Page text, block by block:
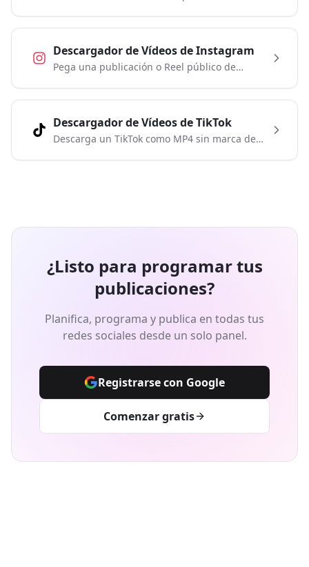
Descargador de Vídeos de Instagram
Pega una publicación o Reel público de
Descargador de Vídeos de TikTok
Descarga un TikTok como MP4 sin marca de
¿Listo para programar tus
publicaciones?
Planifica, programa y publica en todas tus
redes sociales desde un solo panel.
Registrarse con Google
Comenzar gratis